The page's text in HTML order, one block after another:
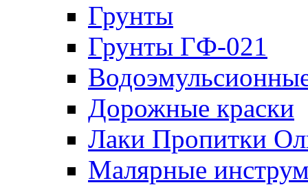
Грунты
Грунты ГФ-021
Дорожные краски
Лаки Пропитки
Малярные